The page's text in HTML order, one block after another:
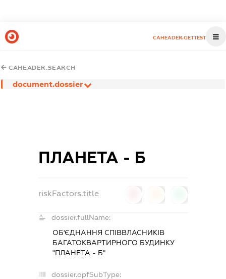
CAHEADER.GETTEST
CAHEADER.SEARCH
document.dossier
ПЛАНЕТА - Б
riskFactors.title
dossier.fullName:
ОБ'ЄДНАННЯ СПІВВЛАСНИКІВ
БАГАТОКВАРТИРНОГО БУДИНКУ
"ПЛАНЕТА - Б"
dossier.opfSubType: